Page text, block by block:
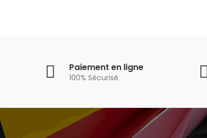
Paiement en ligne
100% Sécurisé